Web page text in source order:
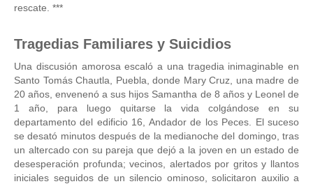
rescate. ***
Tragedias Familiares y Suicidios
Una discusión amorosa escaló a una tragedia inimaginable en
Santo Tomás Chautla, Puebla, donde Mary Cruz, una madre de
20 años, envenenó a sus hijos Samantha de 8 años y Leonel de
1 año, para luego quitarse la vida colgándose en su
departamento del edificio 16, Andador de los Peces. El suceso
se desató minutos después de la medianoche del domingo, tras
un altercado con su pareja que dejó a la joven en un estado de
desesperación profunda; vecinos, alertados por gritos y llantos
iniciales seguidos de un silencio ominoso, solicitaron auxilio a